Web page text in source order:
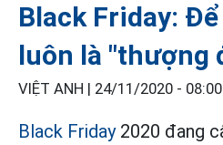
Black Friday:
luôn là "thượng
VIỆT ANH | 24/11/2020 - 08:00
Black Friday2020 đang